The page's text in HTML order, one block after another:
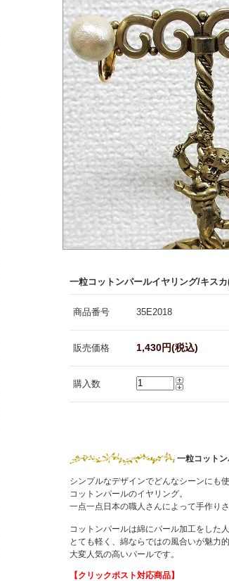
一粒コットンパールイヤリング/キス
商品番号 35E2018
販売価格 1,430円(税込)
購入数
一粒コット
シンプルなデザインでどんなシーンにも
コットンパールのイヤリング。
一点一点日本の職人さんによって手作りさ
コットンパールは綿にパール加工をした
とても軽く、綿ならではの風合いが魅力
大変人気の高いパールです。
【クリックポスト対応商品】